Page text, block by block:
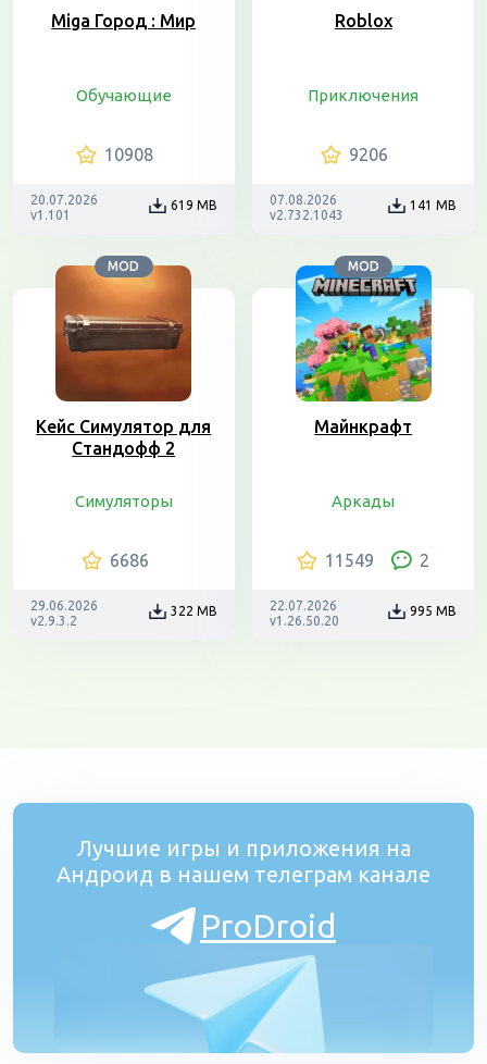
Miga Город : Мир
Обучающие
10908
20.07.2026
v1.101
619 MB
Roblox
Приключения
9206
07.08.2026
v2.732.1043
141 MB
MOD
Кейс Симулятор для
Стандофф 2
Симуляторы
6686
29.06.2026
v2.9.3.2
322 MB
MOD
Майнкрафт
Аркады
11549 2
22.07.2026
v1.26.50.20
995 MB
Лучшие игры и приложения на
Андроид в нашем телеграм канале
ProDroid